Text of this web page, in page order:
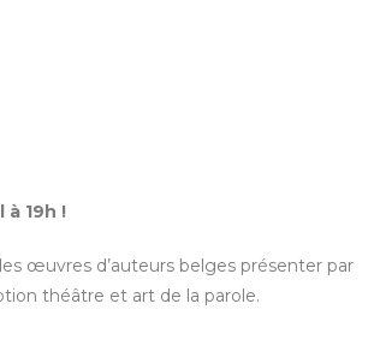
à 19h !
œuvres d’auteurs belges présenter par
théâtre et art de la parole.